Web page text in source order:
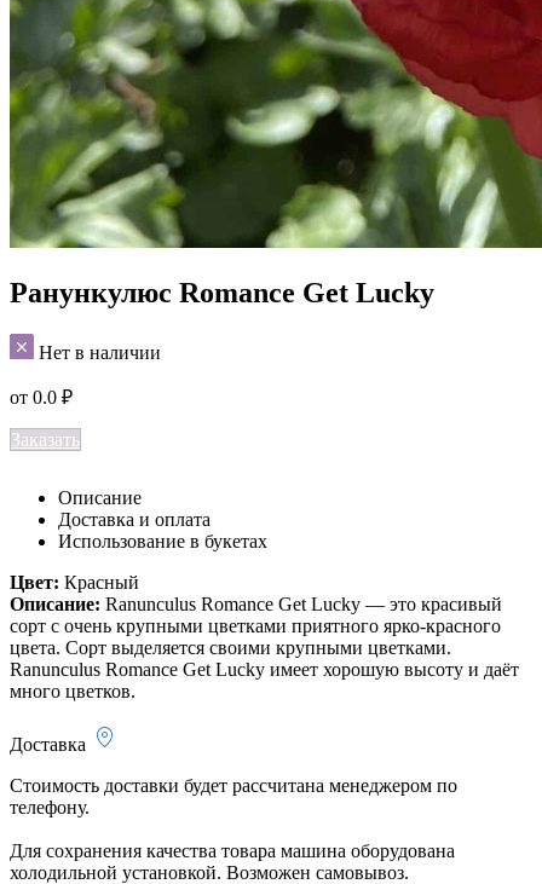
Ранункулюс Romance Get Lucky
Нет в наличии
от 0.0 ₽
Заказать
Описание
Доставка и оплата
Использование в букетах
Цвет: Красный
Описание: Ranunculus Romance Get Lucky — это красивый
сорт с очень крупными цветками приятного ярко-красного
цвета. Сорт выделяется своими крупными цветками.
Ranunculus Romance Get Lucky имеет хорошую высоту и даёт
много цветков.
Доставка
Стоимость доставки будет рассчитана менеджером по
телефону.
Для сохранения качества товара машина оборудована
холодильной установкой. Возможен самовывоз.